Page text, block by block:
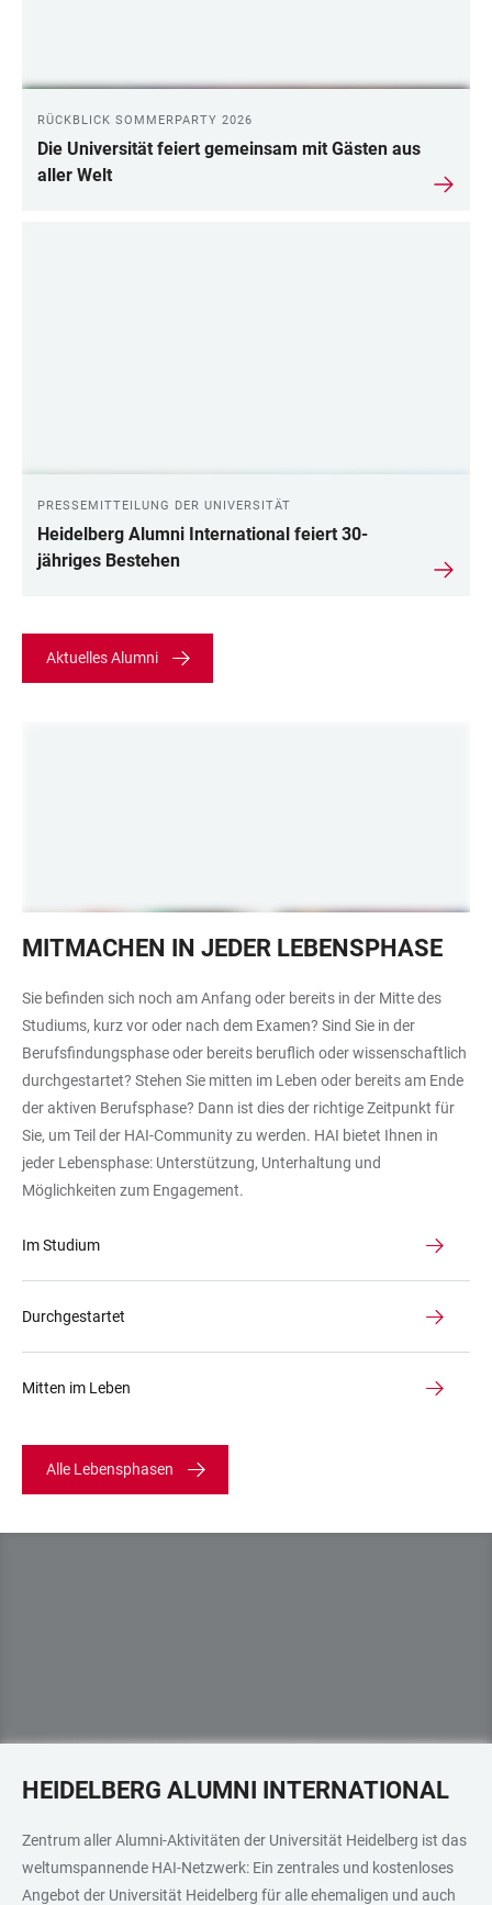
RÜCKBLICK SOMMERPARTY 2026
Die Universität feiert gemeinsam mit Gästen aus
aller Welt
PRESSEMITTEILUNG DER UNIVERSITÄT
Heidelberg Alumni International feiert 30-
jähriges Bestehen
Aktuelles Alumni
Alumni-
MITMACHEN IN JEDER LEBENSPHASE
Sie befinden sich noch am Anfang oder bereits in der Mitte des
Studiums, kurz vor oder nach dem Examen? Sind Sie in der
Berufsfindungsphase oder bereits beruflich oder wissenschaftlich
durchgestartet? Stehen Sie mitten im Leben oder bereits am Ende
der aktiven Berufsphase? Dann ist dies der richtige Zeitpunkt für
Sie, um Teil der HAI-Community zu werden. HAI bietet Ihnen in
jeder Lebensphase: Unterstützung, Unterhaltung und
Möglichkeiten zum Engagement.
Im Studium
Durchgestartet
Mitten im Leben
Alle Lebensphasen
HEIDELBERG ALUMNI INTERNATIONAL
Zentrum aller Alumni-Aktivitäten der Universität Heidelberg ist das
weltumspannende HAI-Netzwerk: Ein zentrales und kostenloses
Angebot der Universität Heidelberg für alle ehemaligen und auch